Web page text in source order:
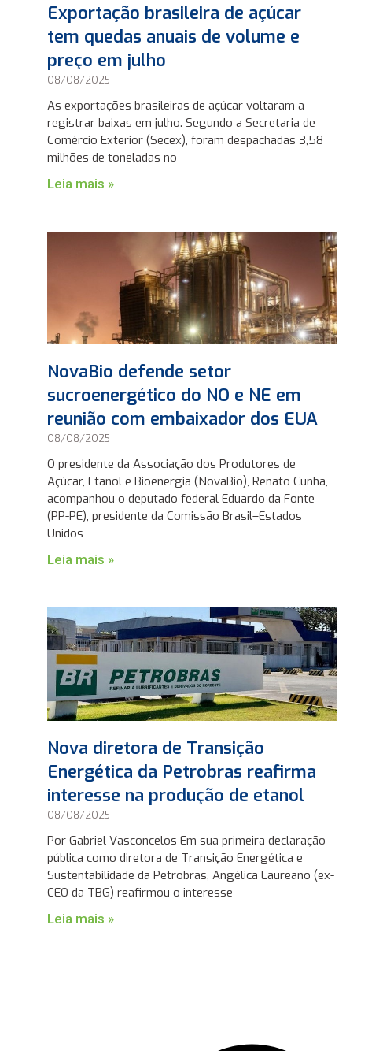
Exportação brasileira de açúcar
tem quedas anuais de volume e
preço em julho
08/08/2025
As exportações brasileiras de açúcar voltaram a
registrar baixas em julho. Segundo a Secretaria de
Comércio Exterior (Secex), foram despachadas 3,58
milhões de toneladas no
Leia mais »
NovaBio defende setor
sucroenergético do NO e NE em
reunião com embaixador dos EUA
08/08/2025
O presidente da Associação dos Produtores de
Açúcar, Etanol e Bioenergia (NovaBio), Renato Cunha,
acompanhou o deputado federal Eduardo da Fonte
(PP-PE), presidente da Comissão Brasil–Estados
Unidos
Leia mais »
Nova diretora de Transição
Energética da Petrobras reafirma
interesse na produção de etanol
08/08/2025
Por Gabriel Vasconcelos Em sua primeira declaração
pública como diretora de Transição Energética e
Sustentabilidade da Petrobras, Angélica Laureano (ex-
CEO da TBG) reafirmou o interesse
Leia mais »